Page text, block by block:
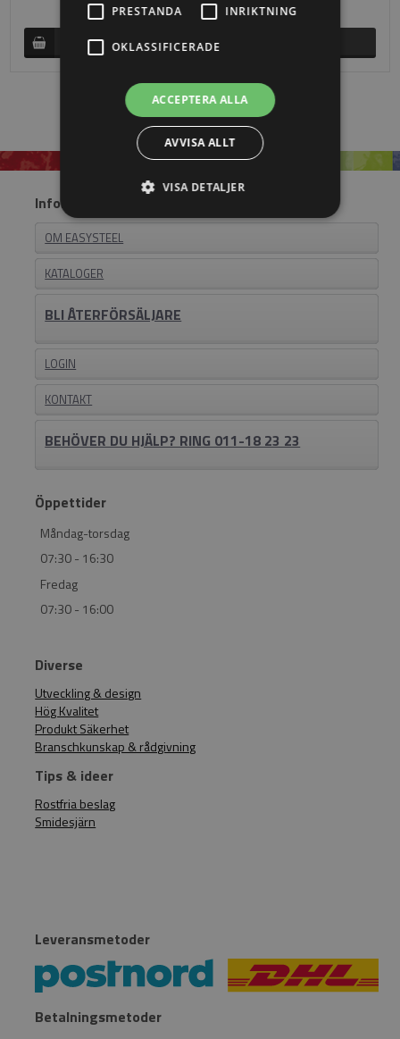
SEK 3.021,94 SEK 1.159,11
Information
OM EASYSTEEL
KATALOGER
BLI ÅTERFÖRSÄLJARE
LOGIN
KONTAKT
BEHÖVER DU HJÄLP? RING 011-18 23 23
Öppettider
Måndag-torsdag
07:30 - 16:30
Fredag
07:30 - 16:00
Diverse
Utveckling & design
Hög Kvalitet
Produkt Säkerhet
Branschkunskap & rådgivning
Tips & ideer
Rostfria beslag
Smidesjärn
Leveransmetoder
Betalningsmetoder
PRESTANDA INRIKTNING
OKLASSIFICERADE
ACCEPTERA ALLA
AVVISA ALLT
VISA DETALJER